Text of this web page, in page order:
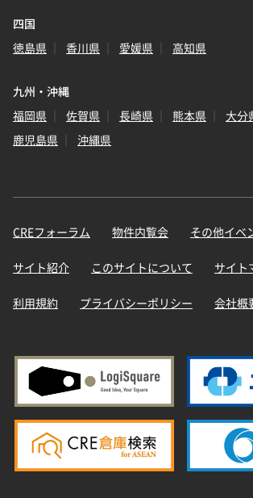
四国
徳島県
香川県 愛媛県 高知県
九州・沖縄
福岡県
佐賀県 長崎県 熊本県 大分
鹿児島県
沖縄県
CREフォーラム 物件内覧会 その他イベ
サイト紹介 このサイトについて サイト
利用規約 プライバシーポリシー 会社概